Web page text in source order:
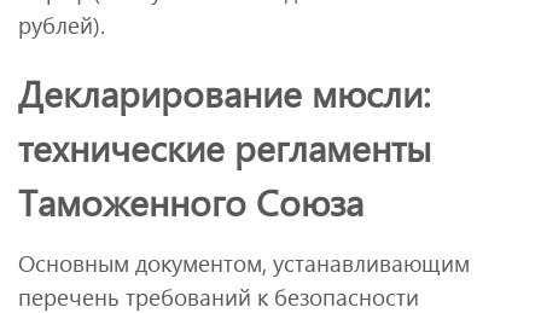
рублей).
Декларирование мюсли:
технические регламенты
Таможенного Союза
Основным документом, устанавливающим
перечень требований к безопасности